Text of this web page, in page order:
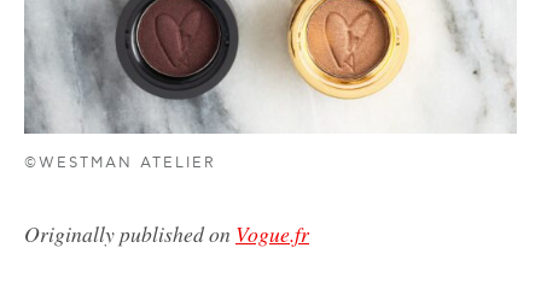
©WESTMAN ATELIER
Οriginally published on Vogue.fr